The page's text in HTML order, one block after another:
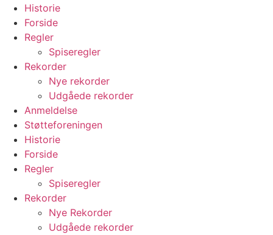
Historie
Forside
Regler
Spiseregler
Rekorder
Nye rekorder
Udgåede rekorder
Anmeldelse
Støtteforeningen
Historie
Forside
Regler
Spiseregler
Rekorder
Nye Rekorder
Udgåede rekorder